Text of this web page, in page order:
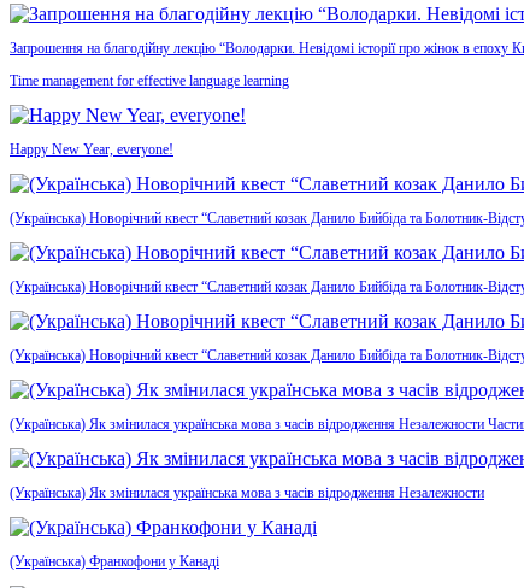
Запрошення на благодійну лекцію “Володарки. Невідомі історії про жінок в епоху
Time management for effective language learning
Happy New Year, everyone!
(Українська) Новорічний квест “Славетний козак Данило Бийбіда та Болотник-
(Українська) Новорічний квест “Славетний козак Данило Бийбіда та Болотник-
(Українська) Новорічний квест “Славетний козак Данило Бийбіда та Болотник-
(Українська) Як змінилася українська мова з часів відродження Незалежности
(Українська) Як змінилася українська мова з часів відродження Незалежности
(Українська) Франкофони у Канаді